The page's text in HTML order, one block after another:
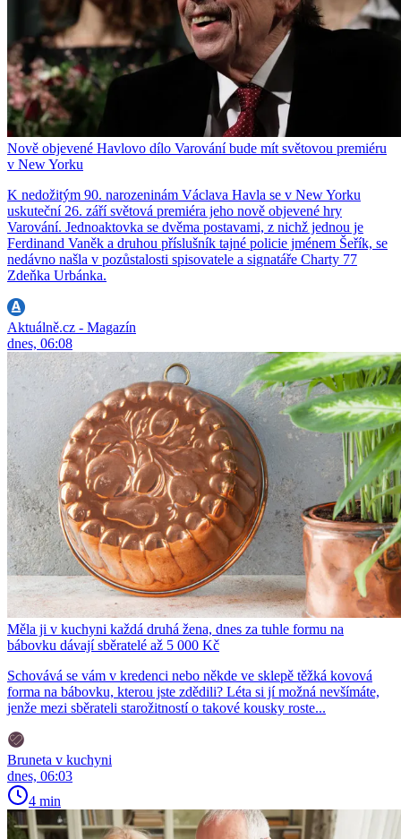
Nově objevené Havlovo dílo Varování bude mít světovou premiéru
v New Yorku
K nedožitým 90. narozeninám Václava Havla se v New Yorku
uskuteční 26. září světová premiéra jeho nově objevené hry
Varování. Jednoaktovka se dvěma postavami, z nichž jednou je
Ferdinand Vaněk a druhou příslušník tajné policie jménem Šeřík, se
nedávno našla v pozůstalosti spisovatele a signatáře Charty 77
Zdeňka Urbánka.
Aktuálně.cz - Magazín
dnes, 06:08
Měla ji v kuchyni každá druhá žena, dnes za tuhle formu na
bábovku dávají sběratelé až 5 000 Kč
Schovává se vám v kredenci nebo někde ve sklepě těžká kovová
forma na bábovku, kterou jste zdědili? Léta si jí možná nevšímáte,
jenže mezi sběrateli starožitností o takové kousky roste...
Bruneta v kuchyni
dnes, 06:03
4 min